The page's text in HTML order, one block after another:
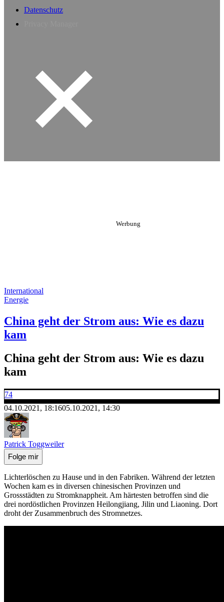
Datenschutz
International
Energie
China geht der Strom aus: Wie es dazu
kam
China geht der Strom aus: Wie es dazu
kam
74
04.10.2021, 18:1605.10.2021, 14:30
Patrick Toggweiler
Folge mir
Lichterlöschen zu Hause und in den Fabriken. Während der letzten
Wochen kam es in diversen chinesischen Provinzen und
Grossstädten zu Stromknappheit. Am härtesten betroffen sind die
drei nordöstlichen Provinzen Heilongjiang, Jilin und Liaoning. Dort
droht der Zusammenbruch des Stromnetzes.